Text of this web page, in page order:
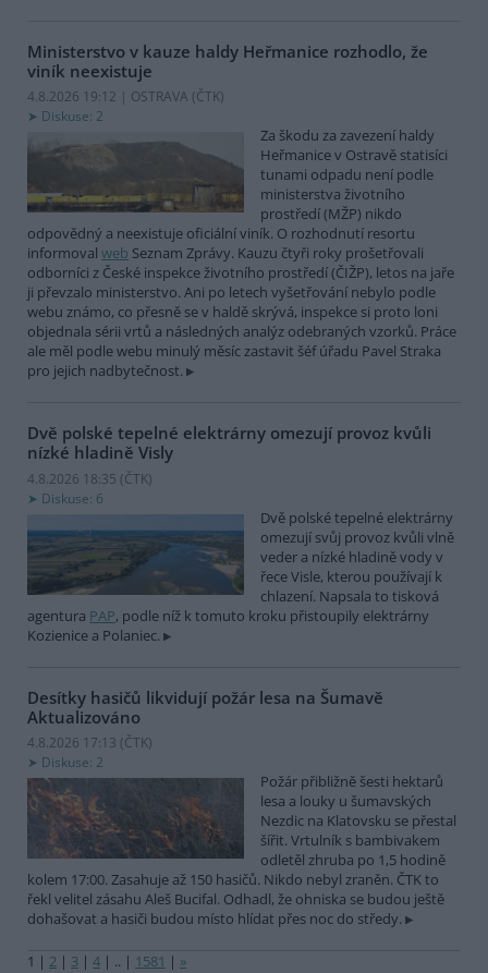
Ministerstvo v kauze haldy Heřmanice rozhodlo, že
viník neexistuje
4.8.2026 19:12 | OSTRAVA (ČTK)
Diskuse: 2
Za škodu za zavezení haldy
Heřmanice v Ostravě statisíci
tunami odpadu není podle
ministerstva životního
prostředí (MŽP) nikdo
odpovědný a neexistuje oficiální viník. O rozhodnutí resortu
informoval web Seznam Zprávy. Kauzu čtyři roky prošetřovali
odborníci z České inspekce životního prostředí (ČIŽP), letos na jaře
ji převzalo ministerstvo. Ani po letech vyšetřování nebylo podle
webu známo, co přesně se v haldě skrývá, inspekce si proto loni
objednala sérii vrtů a následných analýz odebraných vzorků. Práce
ale měl podle webu minulý měsíc zastavit šéf úřadu Pavel Straka
pro jejich nadbytečnost.
Dvě polské tepelné elektrárny omezují provoz kvůli
nízké hladině Visly
4.8.2026 18:35 (ČTK)
Diskuse: 6
Dvě polské tepelné elektrárny
omezují svůj provoz kvůli vlně
veder a nízké hladině vody v
řece Visle, kterou používají k
chlazení. Napsala to tisková
agentura PAP, podle níž k tomuto kroku přistoupily elektrárny
Kozienice a Polaniec.
Desítky hasičů likvidují požár lesa na Šumavě
Aktualizováno
4.8.2026 17:13 (ČTK)
Diskuse: 2
Požár přibližně šesti hektarů
lesa a louky u šumavských
Nezdic na Klatovsku se přestal
šířit. Vrtulník s bambivakem
odletěl zhruba po 1,5 hodině
kolem 17:00. Zasahuje až 150 hasičů. Nikdo nebyl zraněn. ČTK to
řekl velitel zásahu Aleš Bucifal. Odhadl, že ohniska se budou ještě
dohašovat a hasiči budou místo hlídat přes noc do středy.
1 | 2 | 3 | 4 | .. | 1581 | »